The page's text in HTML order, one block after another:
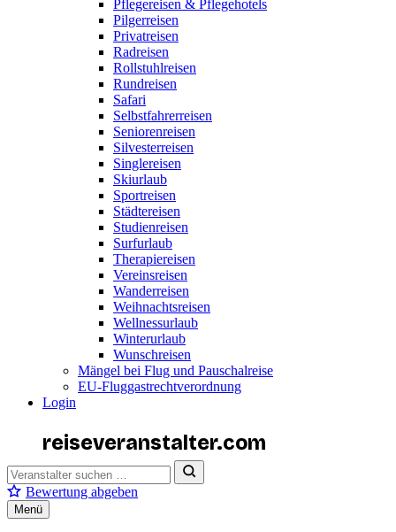
Pflegereisen & Pflegehotels
Pilgerreisen
Privatreisen
Radreisen
Rollstuhlreisen
Rundreisen
Safari
Selbstfahrerreisen
Seniorenreisen
Silvesterreisen
Singlereisen
Skiurlaub
Sportreisen
Städtereisen
Studienreisen
Surfurlaub
Therapiereisen
Vereinsreisen
Wanderreisen
Weihnachtsreisen
Wellnessurlaub
Winterurlaub
Wunschreisen
Mängel bei Flug und Pauschalreise
EU-Fluggastrechtverordnung
Login
reiseveranstalter.com
Bewertung abgeben
Menü